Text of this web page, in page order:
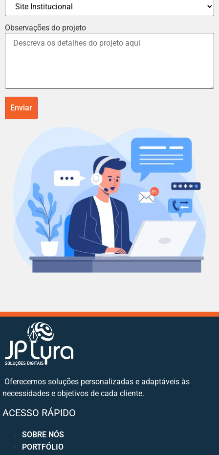
Observações do projeto
Enviar
Oferecemos soluções personalizadas e adaptáveis às
necessidades e objetivos de cada cliente.
ACESSO RÁPIDO
SOBRE NÓS
PORTFÓLIO